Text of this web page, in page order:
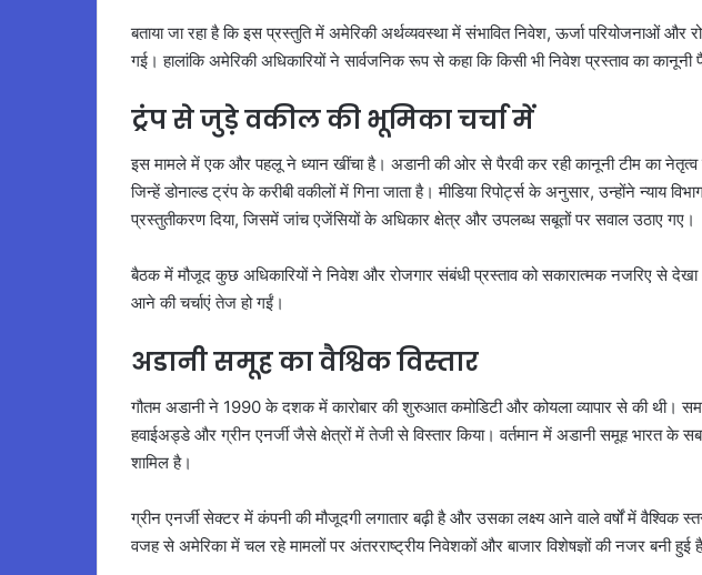
बताया जा रहा है कि इस प्रस्तुति में अमेरिकी अर्थव्यवस्था में संभावित निवेश, ऊर्जा परियोजनाओं और
गई। हालांकि अमेरिकी अधिकारियों ने सार्वजनिक रूप से कहा कि किसी भी निवेश प्रस्ताव का
ट्रंप से जुड़े वकील की भूमिका चर्चा में
इस मामले में एक और पहलू ने ध्यान खींचा है। अडानी की ओर से पैरवी कर रही कानूनी टीम का नेतृत्व
जिन्हें डोनाल्ड ट्रंप के करीबी वकीलों में गिना जाता है। मीडिया रिपोर्ट्स के अनुसार, उन्होंने न्याय
प्रस्तुतीकरण दिया, जिसमें जांच एजेंसियों के अधिकार क्षेत्र और उपलब्ध सबूतों पर सवाल उठाए गए।
बैठक में मौजूद कुछ अधिकारियों ने निवेश और रोजगार संबंधी प्रस्ताव को सकारात्मक नजरिए से
आने की चर्चाएं तेज हो गईं।
अडानी समूह का वैश्विक विस्तार
गौतम अडानी ने 1990 के दशक में कारोबार की शुरुआत कमोडिटी और कोयला व्यापार से की थी।
हवाईअड्डे और ग्रीन एनर्जी जैसे क्षेत्रों में तेजी से विस्तार किया। वर्तमान में अडानी समूह भारत के
शामिल है।
ग्रीन एनर्जी सेक्टर में कंपनी की मौजूदगी लगातार बढ़ी है और उसका लक्ष्य आने वाले वर्षों में वैश्विक
वजह से अमेरिका में चल रहे मामलों पर अंतरराष्ट्रीय निवेशकों और बाजार विशेषज्ञों की नजर बनी हुई